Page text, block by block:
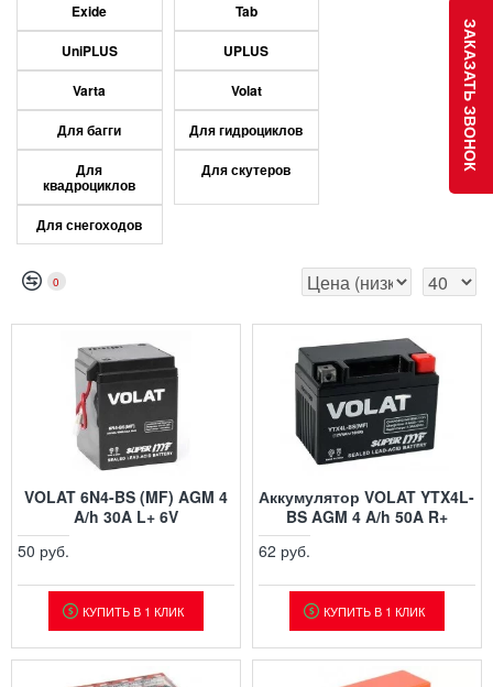
Exide
Tab
UniPLUS
UPLUS
Varta
Volat
Для багги
Для гидроциклов
Для
квадроциклов
Для скутеров
Для снегоходов
0
VOLAT 6N4-BS (MF) AGM 4
A/h 30A L+ 6V
50 руб.
КУПИТЬ В 1 КЛИК
Аккумулятор VOLAT YTX4L-
BS AGM 4 A/h 50A R+
62 руб.
КУПИТЬ В 1 КЛИК
ЗАКАЗАТЬ ЗВОНОК